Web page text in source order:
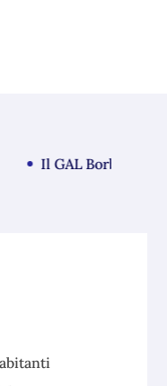
Il GAL Borba